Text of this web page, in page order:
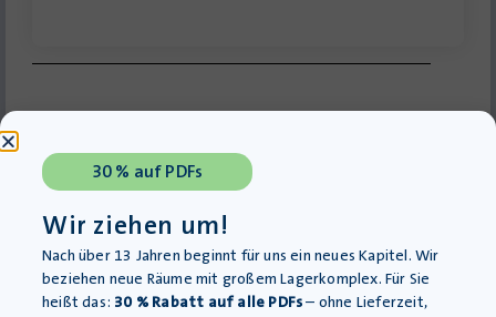
Stöbern Sie im»Verlagsprogramm
30 % auf PDFs
Wir ziehen um!
Nach über 13 Jahren beginnt für uns ein neues Kapitel. Wir
beziehen neue Räume mit großem Lagerkomplex. Für Sie
heißt das: 30 % Rabatt auf alle PDFs– ohne Lieferzeit,